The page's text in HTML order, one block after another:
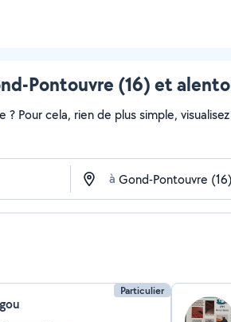
Pontouvre (16) et
cela, rien de plus simple,
à
Particulier